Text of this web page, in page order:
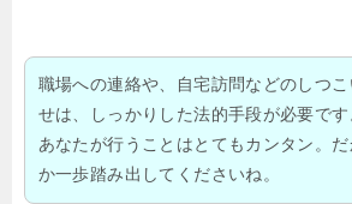
職場への連絡や、自宅訪問などのしつこ
せは、しっかりした法的手段が必要です
あなたが行うことはとてもカンタン。だ
か一歩踏み出してくださいね。